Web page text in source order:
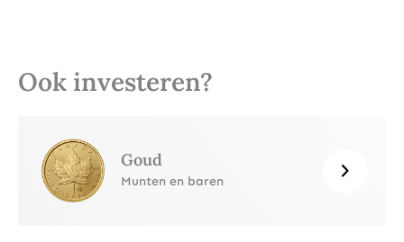
Ook investeren?
Goud
Munten en baren